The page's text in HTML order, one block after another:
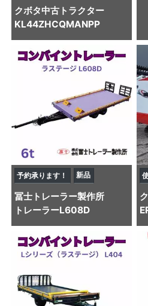
クボタ中古トラクター
KL44ZHCQMANPP
予約承ります！ 新品
冨士トレーラー製作所
トレーラーL608D